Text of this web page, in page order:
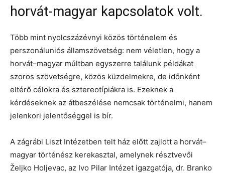
horvát-magyar kapcsolatok volt.
Több mint nyolcszázévnyi közös történelem és
perszonáluniós államszövetség: nem véletlen, hogy a
horvát–magyar múltban egyszerre találunk példákat
szoros szövetségre, közös küzdelmekre, de időnként
eltérő célokra és sztereotípiákra is. Ezeknek a
kérdéseknek az átbeszélése nemcsak történelmi, hanem
jelenkori jelentőséggel is bír.
A zágrábi Liszt Intézetben telt ház előtt zajlott a horvát–
magyar történész kerekasztal, amelynek résztvevői
Željko Holjevac, az Ivo Pilar Intézet igazgatója, dr. Branko